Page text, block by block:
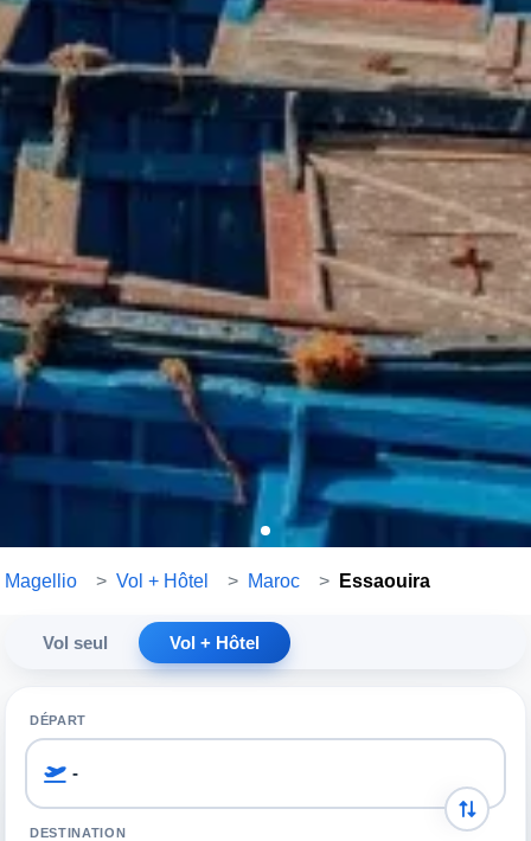
Magellio > Vol + Hôtel > Maroc > Essaouira
Vol seul Vol + Hôtel
DÉPART
DESTINATION